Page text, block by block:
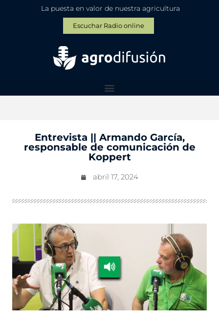
La puesta en valor de nuestra agricultura
Escuchar Radio online
Entrevista || Armando García,
responsable de comunicación de
Koppert
abril 17, 2024